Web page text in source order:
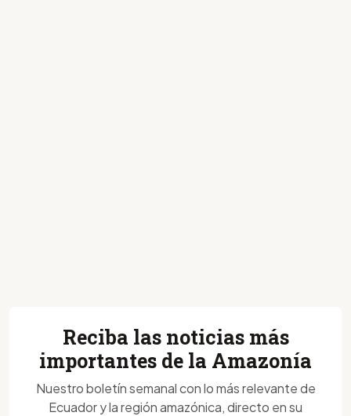
Reciba las noticias más
importantes de la Amazonía
Nuestro boletín semanal con lo más relevante de
Ecuador y la región amazónica, directo en su